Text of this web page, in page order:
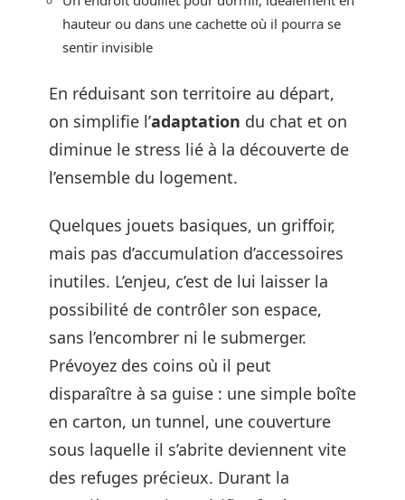
hauteur ou dans une cachette où il pourra se
sentir invisible
En réduisant son territoire au départ,
on simplifie l’adaptation du chat et on
diminue le stress lié à la découverte de
l’ensemble du logement.
Quelques jouets basiques, un griffoir,
mais pas d’accumulation d’accessoires
inutiles. L’enjeu, c’est de lui laisser la
possibilité de contrôler son espace,
sans l’encombrer ni le submerger.
Prévoyez des coins où il peut
disparaître à sa guise : une simple boîte
en carton, un tunnel, une couverture
sous laquelle il s’abrite deviennent vite
des refuges précieux. Durant la